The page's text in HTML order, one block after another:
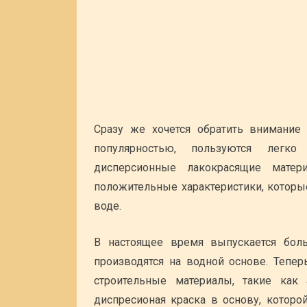
Сразу же хочется обратить
популярностью, пользуются
дисперсионные лакокрасящие
положительные характеристики,
воде.
В настоящее время выпускается
производятся на водной основе.
строительные материалы, такие
диспресионая краска в основу,